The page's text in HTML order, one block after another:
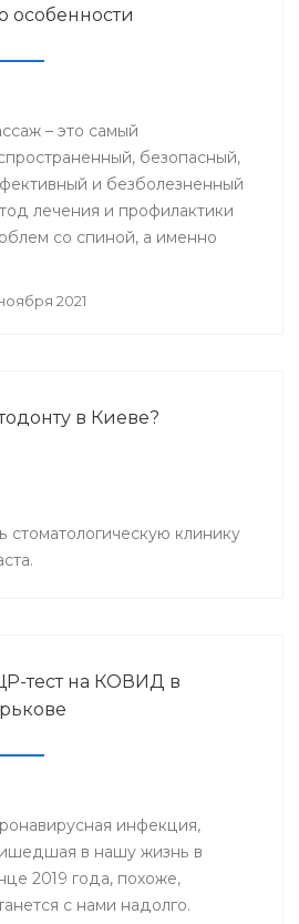
особенности
– это самый
безопасный,
и безболезненный
лечения и профилактики
со спиной, а именно
2021
в Киеве?
клинику
тест на КОВИД в
инфекция,
в нашу жизнь в
2019 года, похоже,
с нами надолго.